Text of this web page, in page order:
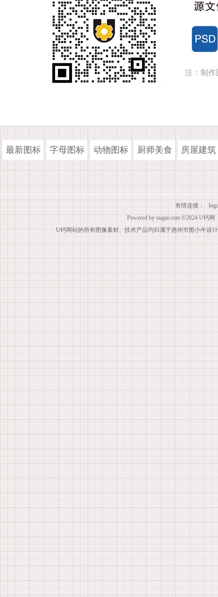
注：制作
最新图标 字母图标 动物图标 厨师美食 房屋建筑
有情连接：
Powered by uugai.com ©2024 U钙网
U钙网站的所有图像素材、技术产品均归属于惠州市图小牛设